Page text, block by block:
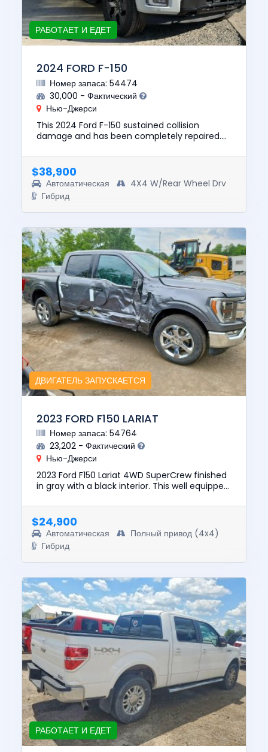
РАБОТАЕТ И ЕДЕТ
2024 FORD F-150
Номер запаса: 54474
30,000 - Фактический
Нью-Джерси
This 2024 Ford F-150 sustained collision
damage and has been completely repaired.
pre-total loss value of this...
$38,900
Автоматическая
4X4 W/Rear Wheel Drv
Гибрид
ДВИГАТЕЛЬ ЗАПУСКАЕТСЯ
2023 FORD F150 LARIAT
Номер запаса: 54764
23,202 - Фактический
Нью-Джерси
2023 Ford F150 Lariat 4WD SuperCrew finished
in gray with a black interior. This well equipped
V6 engine pair...
$24,900
Автоматическая
Полный привод (4x4)
Гибрид
РАБОТАЕТ И ЕДЕТ